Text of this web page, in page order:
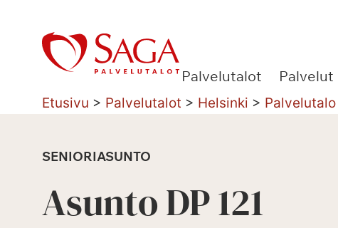
sisältöön
Palvelutalot Palvelut
Etusivu > Palvelutalot > Helsinki >
SENIORIASUNTO
Asunto DP 121